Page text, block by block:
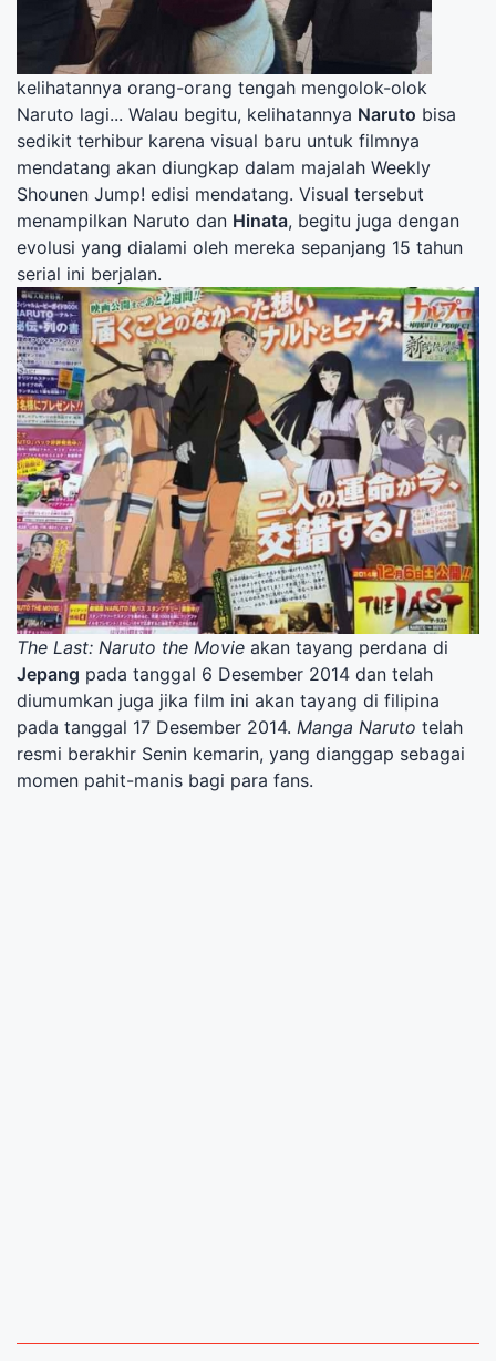
kelihatannya orang-orang tengah mengolok-olok
Naruto lagi... Walau begitu, kelihatannya Naruto bisa
sedikit terhibur karena visual baru untuk filmnya
mendatang akan diungkap dalam majalah Weekly
Shounen Jump! edisi mendatang. Visual tersebut
menampilkan Naruto dan Hinata, begitu juga dengan
evolusi yang dialami oleh mereka sepanjang 15 tahun
serial ini berjalan.
The Last: Naruto the Movie akan tayang perdana di
Jepang pada tanggal 6 Desember 2014 dan telah
diumumkan juga jika film ini akan tayang di filipina
pada tanggal 17 Desember 2014. Manga Naruto telah
resmi berakhir Senin kemarin, yang dianggap sebagai
momen pahit-manis bagi para fans.